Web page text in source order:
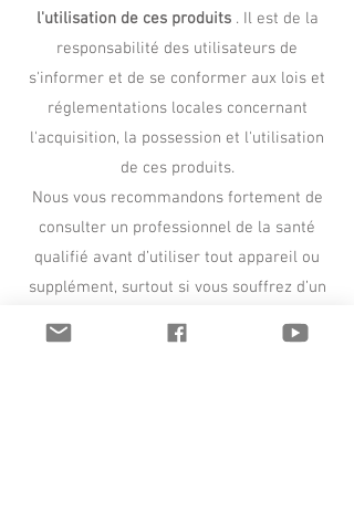
l'utilisation de ces produits. Il est de la
responsabilité des utilisateurs de
s'informer et de se conformer aux lois et
réglementations locales concernant
l'acquisition, la possession et l'utilisation
de ces produits.
Nous vous recommandons fortement de
consulter un professionnel de la santé
qualifié avant d’utiliser tout appareil ou
supplément, surtout si vous souffrez d’un
surveillance médicale.